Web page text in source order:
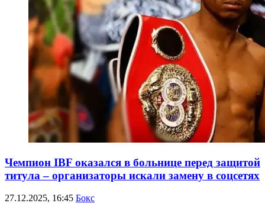
Чемпион IBF оказался в больнице перед защитой
титула – организаторы искали замену в соцсетях
27.12.2025, 16:45 Бокс